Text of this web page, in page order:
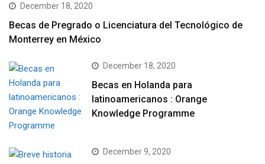
December 18, 2020
Becas de Pregrado o Licenciatura del Tecnológico de
Monterrey en México
December 18, 2020
Becas en Holanda para
latinoamericanos : Orange
Knowledge Programme
December 9, 2020